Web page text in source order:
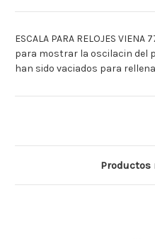
ESCALA PARA RELOJES
para mostrar la oscilacin del
han sido vaciados para
Productos